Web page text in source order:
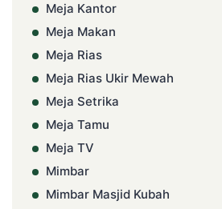
Meja Kantor
Meja Makan
Meja Rias
Meja Rias Ukir Mewah
Meja Setrika
Meja Tamu
Meja TV
Mimbar
Mimbar Masjid Kubah